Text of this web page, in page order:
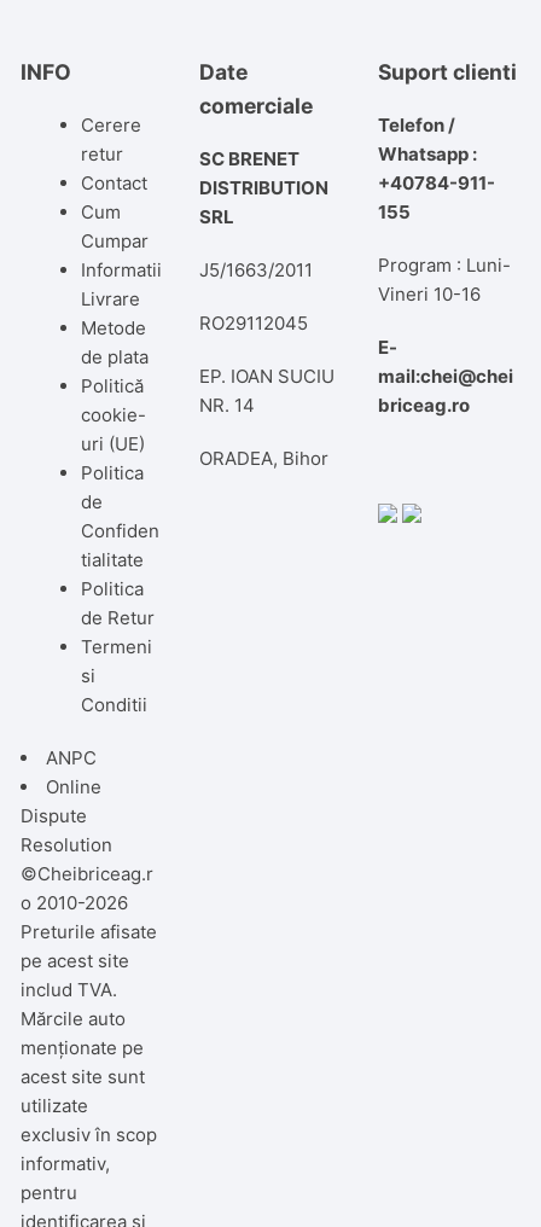
INFO
Cerere
retur
Contact
Cum
Cumpar
Informatii
Livrare
Metode
de plata
Politică
cookie-
uri (UE)
Politica
de
Confiden
tialitate
Politica
de Retur
Termeni
si
Conditii
ANPC
Online
Dispute
Resolution
Date
comerciale
SC BRENET
DISTRIBUTION
SRL
J5/1663/2011
RO29112045
EP. IOAN SUCIU
NR. 14
ORADEA, Bihor
Suport clienti
Telefon /
Whatsapp :
+40784-911-
155
Program : Luni-
Vineri 10-16
E-
mail:chei@chei
briceag.ro
©Cheibriceag.r
o 2010-2026
Preturile afisate
pe acest site
includ TVA.
Mărcile auto
menționate pe
acest site sunt
utilizate
exclusiv în scop
informativ,
pentru
identificarea și